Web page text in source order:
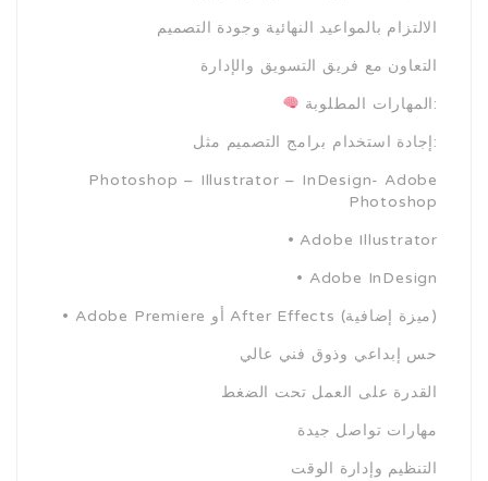
الالتزام بالمواعيد النهائية وجودة التصميم
التعاون مع فريق التسويق والإدارة
المهارات المطلوبة:
إجادة استخدام برامج التصميم مثل:
Photoshop – Illustrator – InDesign- Adobe
Photoshop
• Adobe Illustrator
• Adobe InDesign
• Adobe Premiere أو After Effects (ميزة إضافية)
حس إبداعي وذوق فني عالي
القدرة على العمل تحت الضغط
مهارات تواصل جيدة
التنظيم وإدارة الوقت